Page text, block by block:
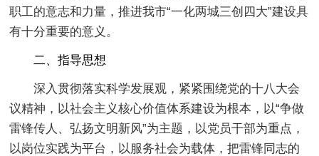
职工的意志和力量，推进我市“一化两城三创四大”建设具
有十分重要的意义。
二、指导思想
深入贯彻落实科学发展观，紧紧围绕党的十八大会
议精神，以社会主义核心价值体系建设为根本，以“争做
雷锋传人、弘扬文明新风”为主题，以党员干部为重点，
以岗位实践为平台，以服务社会为载体，把雷锋同志的